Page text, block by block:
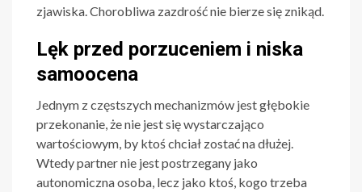
zjawiska. Chorobliwa zazdrość nie bierze się znikąd.
Lęk przed porzuceniem i niska
samoocena
Jednym z częstszych mechanizmów jest głębokie
przekonanie, że nie jest się wystarczająco
wartościowym, by ktoś chciał zostać na dłużej.
Wtedy partner nie jest postrzegany jako
autonomiczna osoba, lecz jako ktoś, kogo trzeba